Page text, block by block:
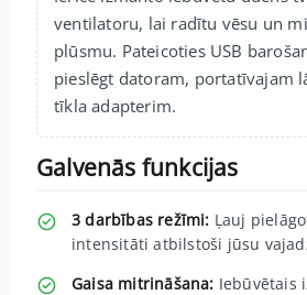
ventilatoru, lai radītu vēsu un
plūsmu. Pateicoties USB
pieslēgt datoram, portatīvajam
tīkla adapterim.
Galvenās funkcijas
3 darbības režīmi: Ļauj
intensitāti atbilstoši jūsu
Gaisa mitrināšana: Iebūvētais